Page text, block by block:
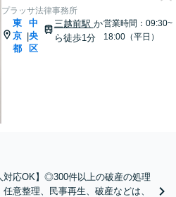
プラッサ法律事務所
東
京
都
|
中
央
区
三越前駅 か
ら徒歩1分
営業時間：09:30~
18:00（平日）
対応OK】◎300件以上の破産の処理
意整理、民事再生、破産などは、